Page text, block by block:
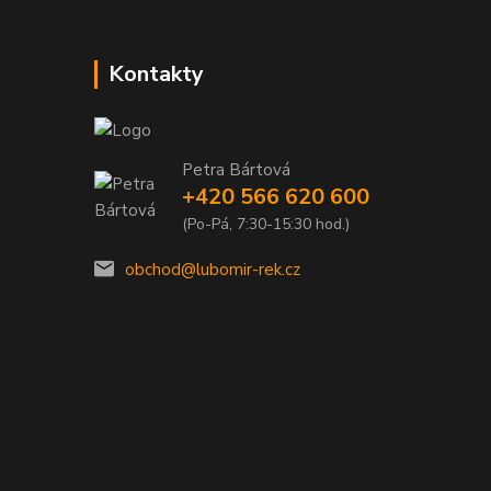
Kontakty
Petra Bártová
+420 566 620 600
(Po-Pá, 7:30-15:30 hod.)
obchod@lubomir-rek.cz